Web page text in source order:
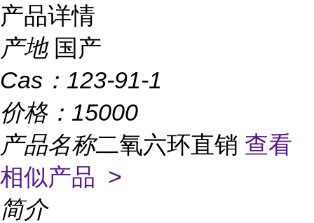
产品详情
产地 国产
Cas： 123-91-1
价格： 15000
产品名称二氧六环直销 查看
相似产品 >
简介